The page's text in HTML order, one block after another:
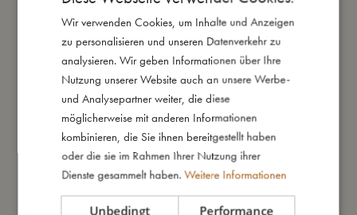
Deckel mit integriertem Strohhalm. So passt sich die Flasche
Deinen Vorlieben an - jeden Tag.
Dank der hervorragenden Eigenschaften des Materials
schmeckt das Wasser aus unseren Edelstahlflaschen immer
frisch. Die Flasche hält kalte Getränke kalt und heiße Getränke
Die Flasche fasst 350 ml.
Um das Beste aus Deiner Edelstahlflasche herauszuholen,
empfehlen wir, sie mit der Hand zu spülen.
DANISH
ENGLISH
GERMAN
Wir verwenden Cookies, um Inhalte und Anzeigen
zu personalisieren und unseren Datenverkehr zu
analysieren. Wir geben Informationen über Ihre
Nutzung unserer Website auch an unsere Werbe-
und Analysepartner weiter, die diese
möglicherweise mit anderen Informationen
kombinieren, die Sie ihnen bereitgestellt haben
oder die sie im Rahmen Ihrer Nutzung ihrer
Dienste gesammelt haben. Weitere Informationen
Unbedingt
Performance